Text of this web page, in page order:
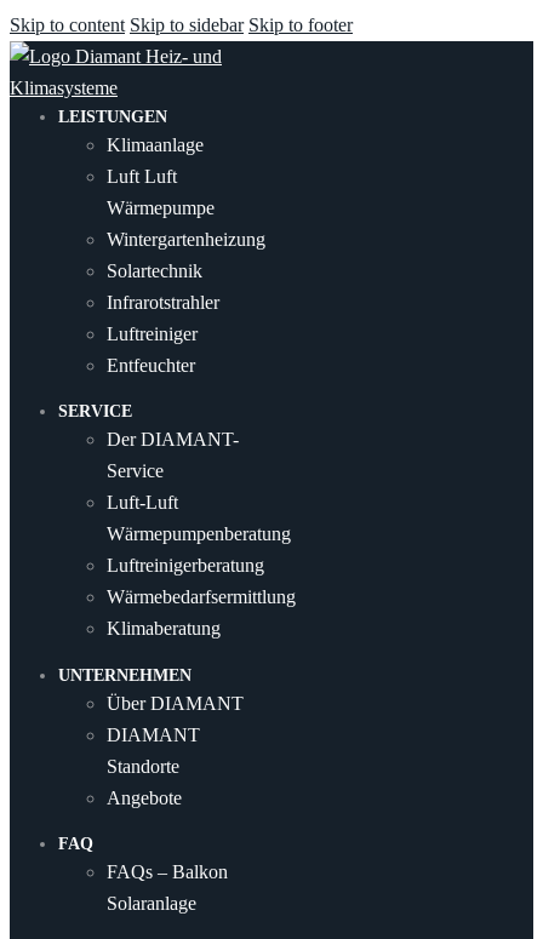
Skip to content Skip to sidebar Skip to footer
LEISTUNGEN
Klimaanlage
Luft Luft
Wärmepumpe
Wintergartenheizung
Solartechnik
Infrarotstrahler
Luftreiniger
Entfeuchter
SERVICE
Der DIAMANT-
Service
Luft-Luft
Wärmepumpenberatung
Luftreinigerberatung
Wärmebedarfsermittlung
Klimaberatung
UNTERNEHMEN
Über DIAMANT
DIAMANT
Standorte
Angebote
FAQ
FAQs – Balkon
Solaranlage